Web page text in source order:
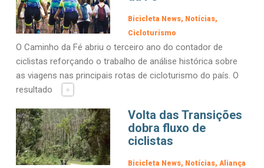
Bicicleta News Notícias
Cicloturismo
O Caminho da Fé abriu o terceiro ano do contador de
ciclistas reforçando o trabalho de análise histórica sobre
as viagens nas principais rotas de cicloturismo do país. O
resultado
+
Volta das Transições
dobra fluxo de
ciclistas
Bicicleta News Notícias Aliança